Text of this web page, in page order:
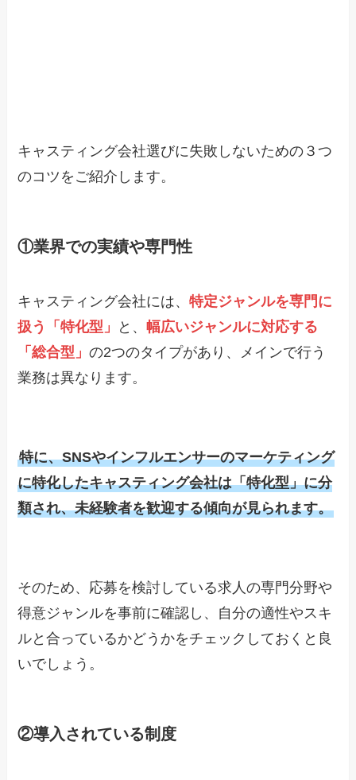
キャスティング会社選びに失敗しないための３つ
のコツをご紹介します。
①業界での実績や専門性
キャスティング会社には、特定ジャンルを専門に
扱う「特化型」
と、幅広いジャンルに対応する
「総合型」の2つのタイプがあり、メインで行う
業務は異なります。
特に、SNSやインフルエンサーのマーケティング
に特化したキャスティング会社は「特化型」に分
類され、未経験者を歓迎する傾向が見られます。
そのため、応募を検討している求人の専門分野や
得意ジャンルを事前に確認し、自分の適性やスキ
ルと合っているかどうかをチェックしておくと良
いでしょう。
②導入されている制度